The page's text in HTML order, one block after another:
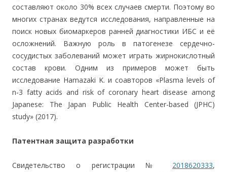
составляют около 30% всех случаев смерти. Поэтому во
многих странах ведутся исследования, направленные на
поиск новых биомаркеров ранней диагностики ИБС и её
осложнений. Важную роль в патогенезе сердечно-
сосудистых заболеваний может играть жирнокислотный
состав крови. Одним из примеров может быть
исследование Hamazaki K. и соавторов «Plasma levels of
n-3 fatty acids and risk of coronary heart disease among
Japanese: The Japan Public Health Center-based (JPHC)
study» (2017).
Патентная защита разработки
Свидетельство о регистрации № 2018620333,